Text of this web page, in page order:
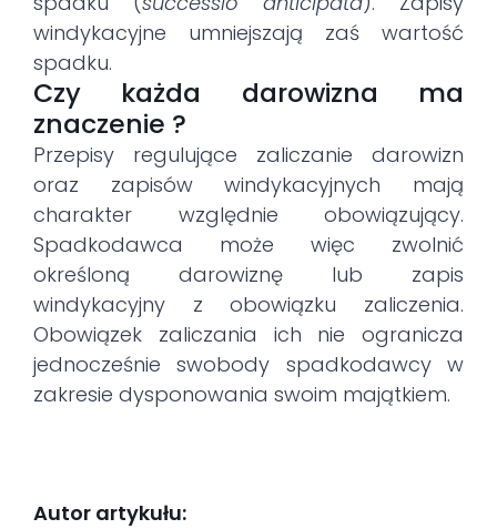
windykacyjne umniejszają zaś wartość
spadku.
Czy każda darowizna ma
znaczenie ?
Przepisy regulujące zaliczanie darowizn
oraz zapisów windykacyjnych mają
charakter względnie obowiązujący.
Spadkodawca może więc zwolnić
określoną darowiznę lub zapis
windykacyjny z obowiązku zaliczenia.
Obowiązek zaliczania ich nie ogranicza
jednocześnie swobody spadkodawcy w
zakresie dysponowania swoim majątkiem.
Autor artykułu: